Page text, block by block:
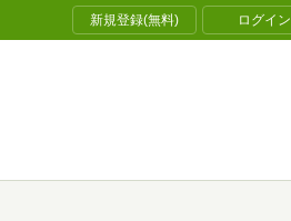
新規登録(無料) ログイン